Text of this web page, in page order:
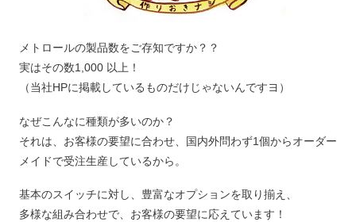
メトロールの製品数をご存知ですか？？
実はその数1,000 以上！
（当社HPに掲載しているものだけじゃないんですヨ）
なぜこんなに種類が多いのか？
それは、お客様の要望に合わせ、国内外問わず1個からオーダー
メイドで受注生産しているから。
基本のスイッチに対し、豊富なオプションを取り揃え、
多様な組み合わせで、お客様の要望に応えています！